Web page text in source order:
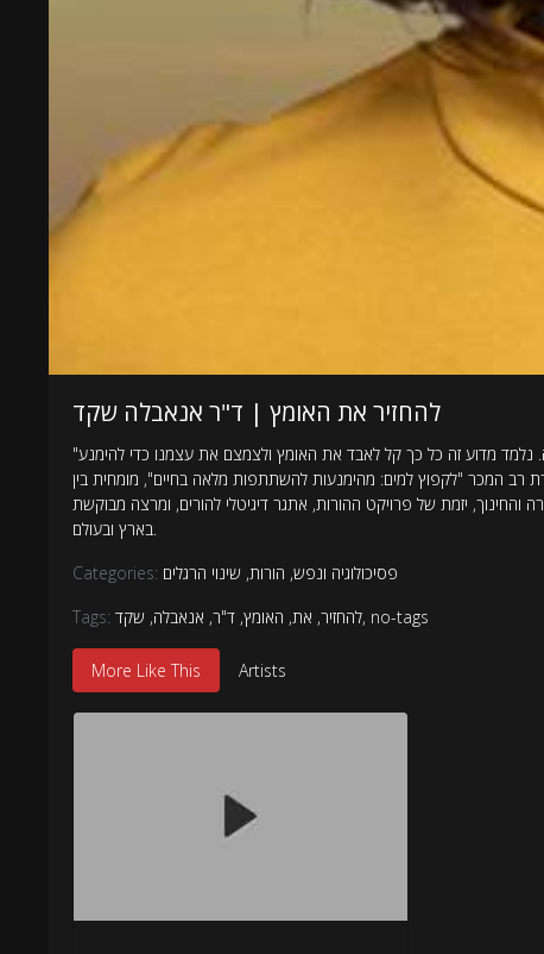
להחזיר את האומץ | ד"ר אנאבלה שקד
"החיים שלנו מתרחבים ומצטמצמים בהתאם למידת האומץ שלנו", אנאיס נין. הקורס הזה עוסק באומץ, מרכיב חיוני לאקטיביות, שהוא מרכיב חיוני להגשמה. נלמד מדוע זה כל כך קל לאבד את האומץ ולצמצם את עצמנו כדי להימנע
רב המכר "לקפוץ למים: מהימנעות להשתתפות מלאה בחיים", מומחית בין
יזמת של פרויקט ההורות, אתגר דיגיטלי להורים, ומרצה מבוקשת
בארץ ובעולם.
Categories:
פסיכולוגיה ונפש, הורות, שינוי הרגלים
Tags:
להחזיר, את, האומץ, ד"ר, אנאבלה, שקד , no-tags
More Like This Artists